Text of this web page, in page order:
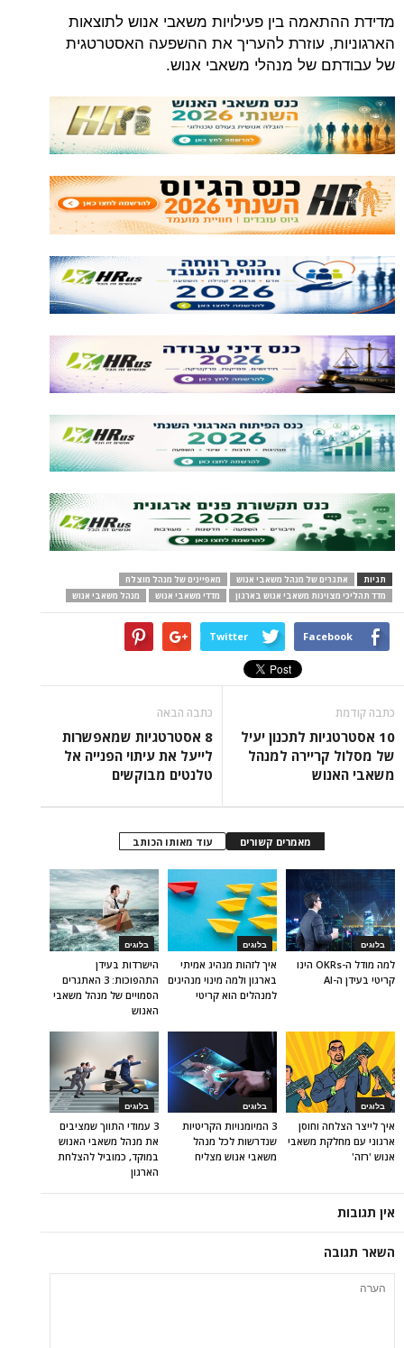
מדידת ההתאמה בין פעילויות משאבי אנוש לתוצאות
הארגוניות, עוזרת להעריך את ההשפעה האסטרטגית
של עבודתם של מנהלי משאבי אנוש.
תגיות אתגרים של מנהל משאבי אנוש
מאפיינים של מנהל מוצלח
מדד תהליכי מצוינות משאבי אנוש בארגון
מדדי משאבי אנוש מנהל משאבי אנוש
Facebook
Twitter
כתבה קודמת
10 אסטרטגיות לתכנון יעיל
של מסלול קריירה למנהל
משאבי האנוש
כתבה הבאה
8 אסטרטגיות שמאפשרות
לייעל את עיתוי הפנייה אל
טלנטים מבוקשים
מאמרים קשורים עוד מאותו הכותב
בלוגים
הישרדות בעידן
התהפוכות: 3 האתגרים
הסמויים של מנהל משאבי
האנוש
בלוגים
איך לזהות מנהיג אמיתי
בארגון ולמה מינוי מנהיגים
למנהלים הוא קריטי
בלוגים
למה מודל ה-OKRs הינו
קריטי בעידן ה-AI
בלוגים
3 עמודי התווך שמציבים
את מנהל משאבי האנוש
במוקד, כמוביל להצלחת
הארגון
בלוגים
3 המיומנויות הקריטיות
שנדרשות לכל מנהל
משאבי אנוש מצליח
בלוגים
איך לייצר הצלחה וחוסן
ארגוני עם מחלקת משאבי
אנוש 'רזה'
אין תגובות
השאר תגובה